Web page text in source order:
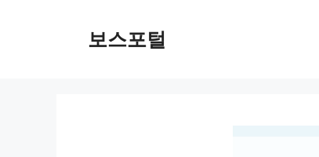
보스포털